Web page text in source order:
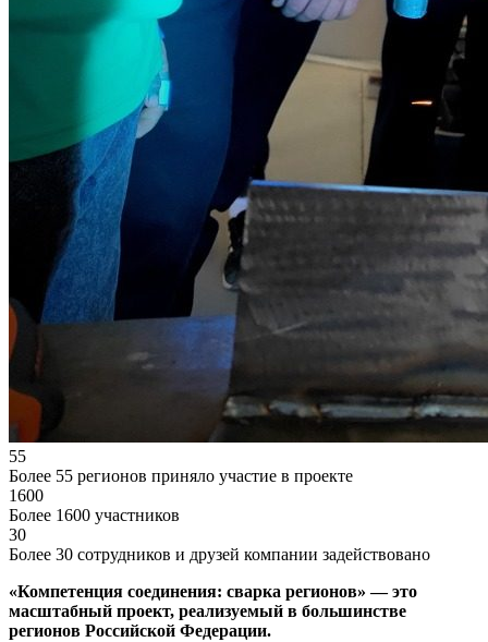
55
Более 55 регионов приняло участие в проекте
1600
Более 1600 участников
30
Более 30 сотрудников и друзей компании задействовано
«Компетенция соединения: сварка регионов» — это
масштабный проект, реализуемый в большинстве
регионов Российской Федерации.